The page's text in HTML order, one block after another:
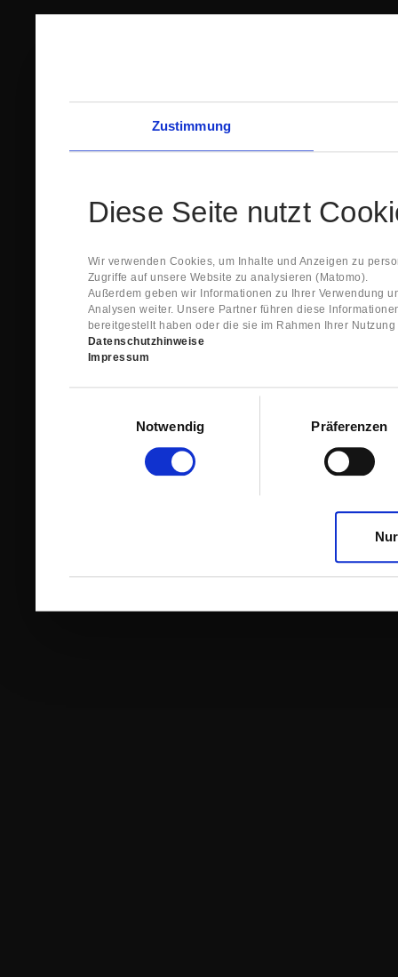
Zustimmung
Diese Seite nutzt
Wir verwenden Cookies, um Inhalte und Anzeigen zu
Zugriffe auf unsere Website zu analysieren (Matomo).
Außerdem geben wir Informationen zu Ihrer Verwendung
Analysen weiter. Unsere Partner führen diese
bereitgestellt haben oder die sie im Rahmen Ihrer
Datenschutzhinweise
Impressum
Notwendig
Präferenzen